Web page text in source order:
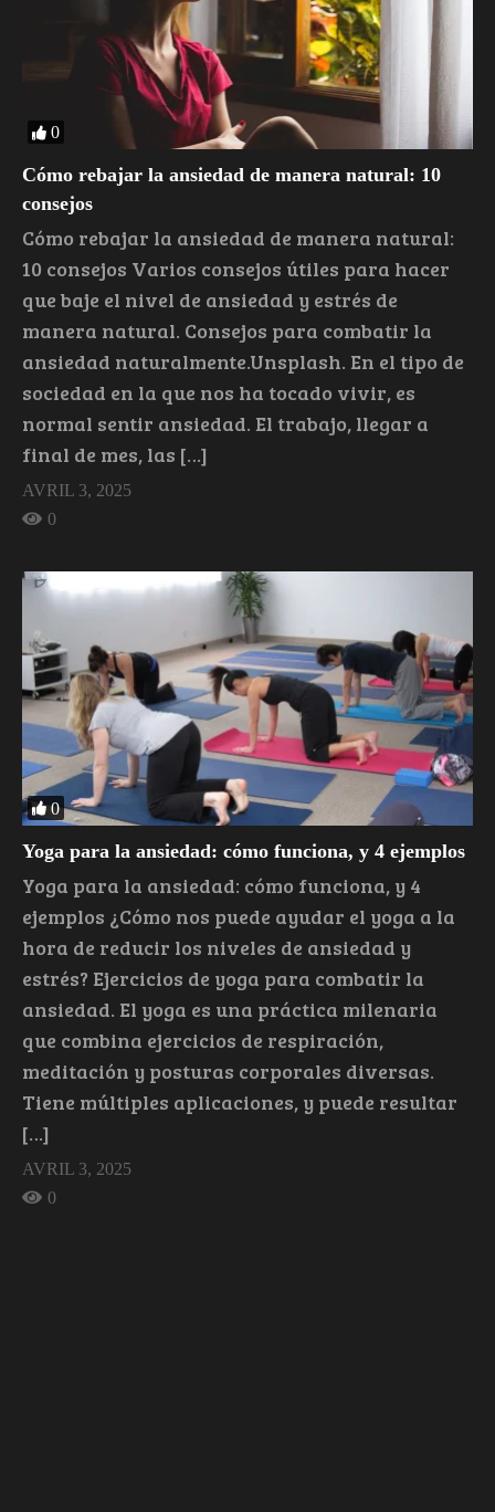
0
Cómo rebajar la ansiedad de manera natural: 10
consejos
Cómo rebajar la ansiedad de manera natural:
10 consejos Varios consejos útiles para hacer
que baje el nivel de ansiedad y estrés de
manera natural. Consejos para combatir la
ansiedad naturalmente.Unsplash. En el tipo de
sociedad en la que nos ha tocado vivir, es
normal sentir ansiedad. El trabajo, llegar a
final de mes, las […]
AVRIL 3, 2025
0
0
Yoga para la ansiedad: cómo funciona, y 4 ejemplos
Yoga para la ansiedad: cómo funciona, y 4
ejemplos ¿Cómo nos puede ayudar el yoga a la
hora de reducir los niveles de ansiedad y
estrés? Ejercicios de yoga para combatir la
ansiedad. El yoga es una práctica milenaria
que combina ejercicios de respiración,
meditación y posturas corporales diversas.
Tiene múltiples aplicaciones, y puede resultar
[…]
AVRIL 3, 2025
0